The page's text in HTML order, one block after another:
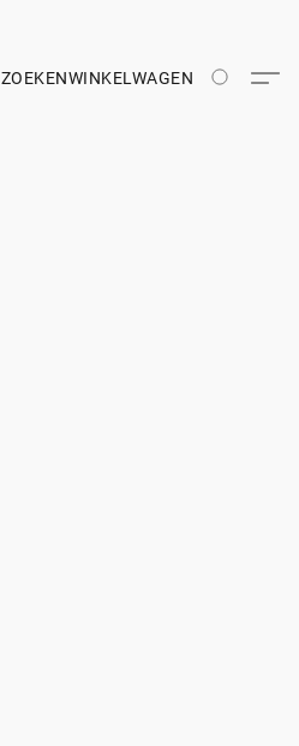
ZOEKENWINKELWAGEN